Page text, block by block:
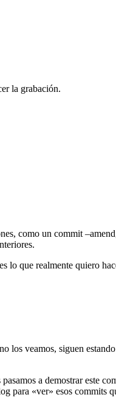
la grabación.
como un commit
lo que realmente quiero
los veamos, siguen
a demostrar este
para «ver» esos commits